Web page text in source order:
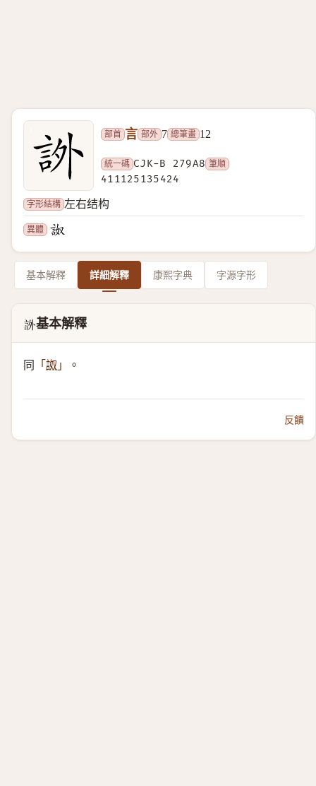
部首 言 部外 7 總筆畫 12
統一碼 CJK-B 279A8 筆順
411125135424
字形結構 左右结构
異體
基本解釋 詳細解釋 康熙字典 字源字形
𧦨基本解釋
同 「 詉 」 。
反饋